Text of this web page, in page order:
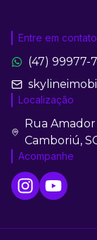
Entre em contato
(47) 99977-
Localização
Rua
Camboriú,
Acompanhe